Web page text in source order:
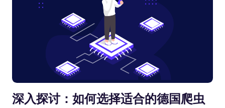
深入探讨：如何选择适合的德国爬虫